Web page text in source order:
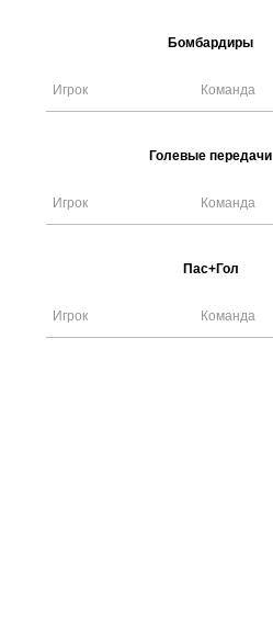
Бомбардиры
Игрок Команда
Голевые передачи
Игрок Команда
Пас+Гол
Игрок Команда